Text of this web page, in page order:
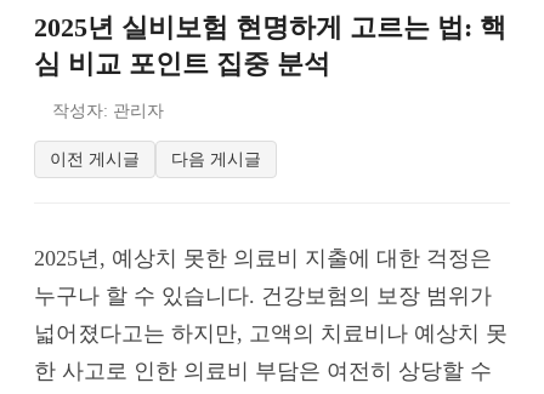
2025년 실비보험 현명하게 고르는 법: 핵
심 비교 포인트 집중 분석
작성자: 관리자
이전 게시글 다음 게시글
2025년, 예상치 못한 의료비 지출에 대한 걱정은
누구나 할 수 있습니다. 건강보험의 보장 범위가
넓어졌다고는 하지만, 고액의 치료비나 예상치 못
한 사고로 인한 의료비 부담은 여전히 상당할 수